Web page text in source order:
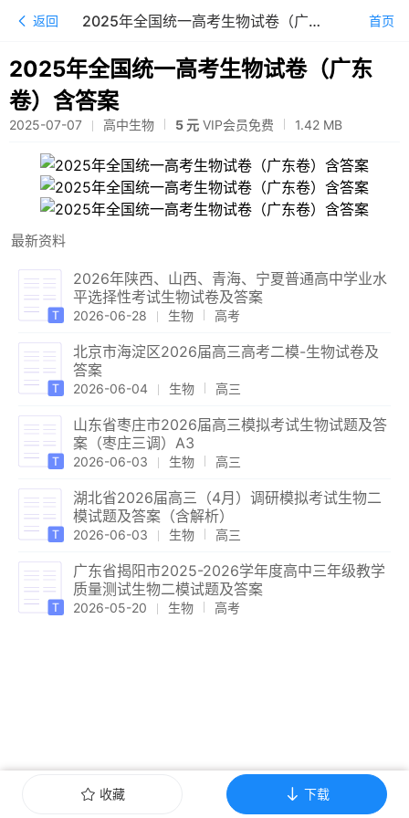
返回 2025年全国统一高考生物试卷（广东卷）含答案 首页
2025年全国统一高考生物试卷（广东
卷）含答案
2025-07-07 高中生物 5 元 VIP会员免费 1.42 MB
最新资料
2026年陕西、山西、青海、宁夏普通高中学业水
平选择性考试生物试卷及答案
2026-06-28 生物 高考
北京市海淀区2026届高三高考二模-生物试卷及
答案
2026-06-04 生物 高三
山东省枣庄市2026届高三模拟考试生物试题及答
案（枣庄三调）A3
2026-06-03 生物 高三
湖北省2026届高三（4月）调研模拟考试生物二
模试题及答案（含解析）
2026-06-03 生物 高三
广东省揭阳市2025-2026学年度高中三年级教学
质量测试生物二模试题及答案
2026-05-20 生物 高考
收藏 下载